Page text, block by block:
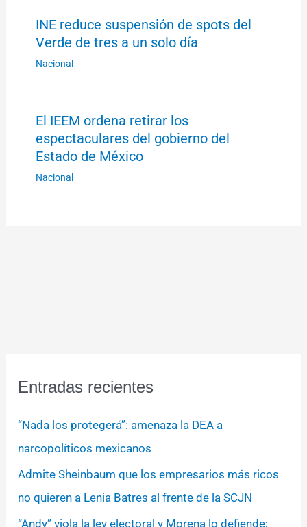
INE reduce suspensión de spots del
Verde de tres a un solo día
Nacional
El IEEM ordena retirar los
espectaculares del gobierno del
Estado de México
Nacional
Entradas recientes
“Nada los protegerá”: amenaza la DEA a
narcopolíticos mexicanos
Admite Sheinbaum que los empresarios más ricos
no quieren a Lenia Batres al frente de la SCJN
“Andy” viola la ley electoral y Morena lo defiende;